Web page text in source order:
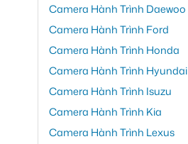
Camera Hành Trình Daewoo
Camera Hành Trình Ford
Camera Hành Trình Honda
Camera Hành Trình Hyundai
Camera Hành Trình Isuzu
Camera Hành Trình Kia
Camera Hành Trình Lexus